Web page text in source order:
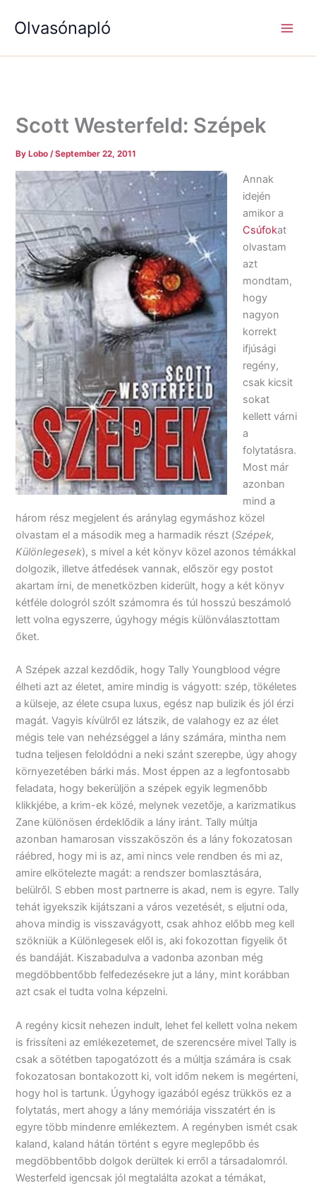
Olvasónapló
Scott Westerfeld: Szépek
By Lobo/September 22, 2011
Annak
idején
amikor a
Csúfokat
olvastam
azt
mondtam,
hogy
nagyon
korrekt
ifjúsági
regény,
csak kicsit
sokat
kellett várni
a
folytatásra.
Most már
azonban
mind a
három rész megjelent és aránylag egymáshoz közel
olvastam el a második meg a harmadik részt (Szépek,
Különlegesek), s mivel a két könyv közel azonos témákkal
dolgozik, illetve átfedések vannak, először egy postot
akartam írni, de menetközben kiderült, hogy a két könyv
kétféle dologról szólt számomra és túl hosszú beszámoló
lett volna egyszerre, úgyhogy mégis különválasztottam
őket.
A Szépek azzal kezdődik, hogy Tally Youngblood végre
élheti azt az életet, amire mindig is vágyott: szép, tökéletes
a külseje, az élete csupa luxus, egész nap bulizik és jól érzi
magát. Vagyis kívülről ez látszik, de valahogy ez az élet
mégis tele van nehézséggel a lány számára, mintha nem
tudna teljesen feloldódni a neki szánt szerepbe, úgy ahogy
környezetében bárki más. Most éppen az a legfontosabb
feladata, hogy bekerüljön a szépek egyik legmenőbb
klikkjébe, a krim-ek közé, melynek vezetője, a karizmatikus
Zane különösen érdeklődik a lány iránt. Tally múltja
azonban hamarosan visszaköszön és a lány fokozatosan
ráébred, hogy mi is az, ami nincs vele rendben és mi az,
amire elkötelezte magát: a rendszer bomlasztására,
belülről. S ebben most partnerre is akad, nem is egyre. Tally
tehát igyekszik kijátszani a város vezetését, s eljutni oda,
ahova mindig is visszavágyott, csak ahhoz előbb meg kell
szökniük a Különlegesek elől is, aki fokozottan figyelik őt
és bandáját. Kiszabadulva a vadonba azonban még
megdöbbentőbb felfedezésekre jut a lány, mint korábban
azt csak el tudta volna képzelni.
A regény kicsit nehezen indult, lehet fel kellett volna nekem
is frissíteni az emlékezetemet, de szerencsére mivel Tally is
csak a sötétben tapogatózott és a múltja számára is csak
fokozatosan bontakozott ki, volt időm nekem is megérteni,
hogy hol is tartunk. Úgyhogy igazából egész trükkös ez a
folytatás, mert ahogy a lány memóriája visszatért én is
egyre több mindenre emlékeztem. A regényben ismét csak
kaland, kaland hátán történt s egyre meglepőbb és
megdöbbentőbb dolgok derültek ki erről a társadalomról.
Westerfeld igencsak jól megtalálta azokat a témákat,
e
a
é
g
k
é
g
k